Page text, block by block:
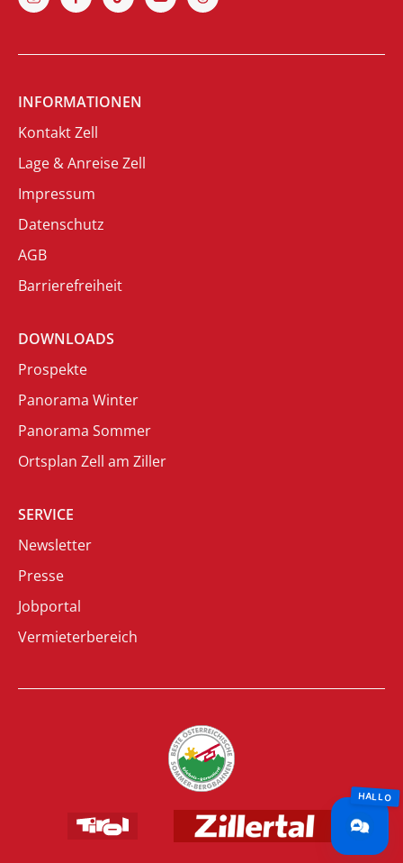
INFORMATIONEN
Kontakt Zell
Lage & Anreise Zell
Impressum
Datenschutz
AGB
Barrierefreiheit
DOWNLOADS
Prospekte
Panorama Winter
Panorama Sommer
Ortsplan Zell am Ziller
SERVICE
Newsletter
Presse
Jobportal
Vermieterbereich